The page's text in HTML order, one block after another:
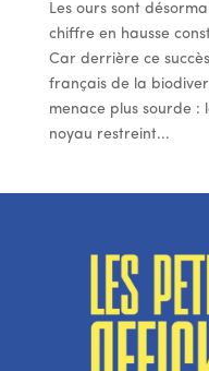
Les ours sont
chiffre en hausse
Car derrière ce
français de la
menace plus sourde :
noyau restreint...